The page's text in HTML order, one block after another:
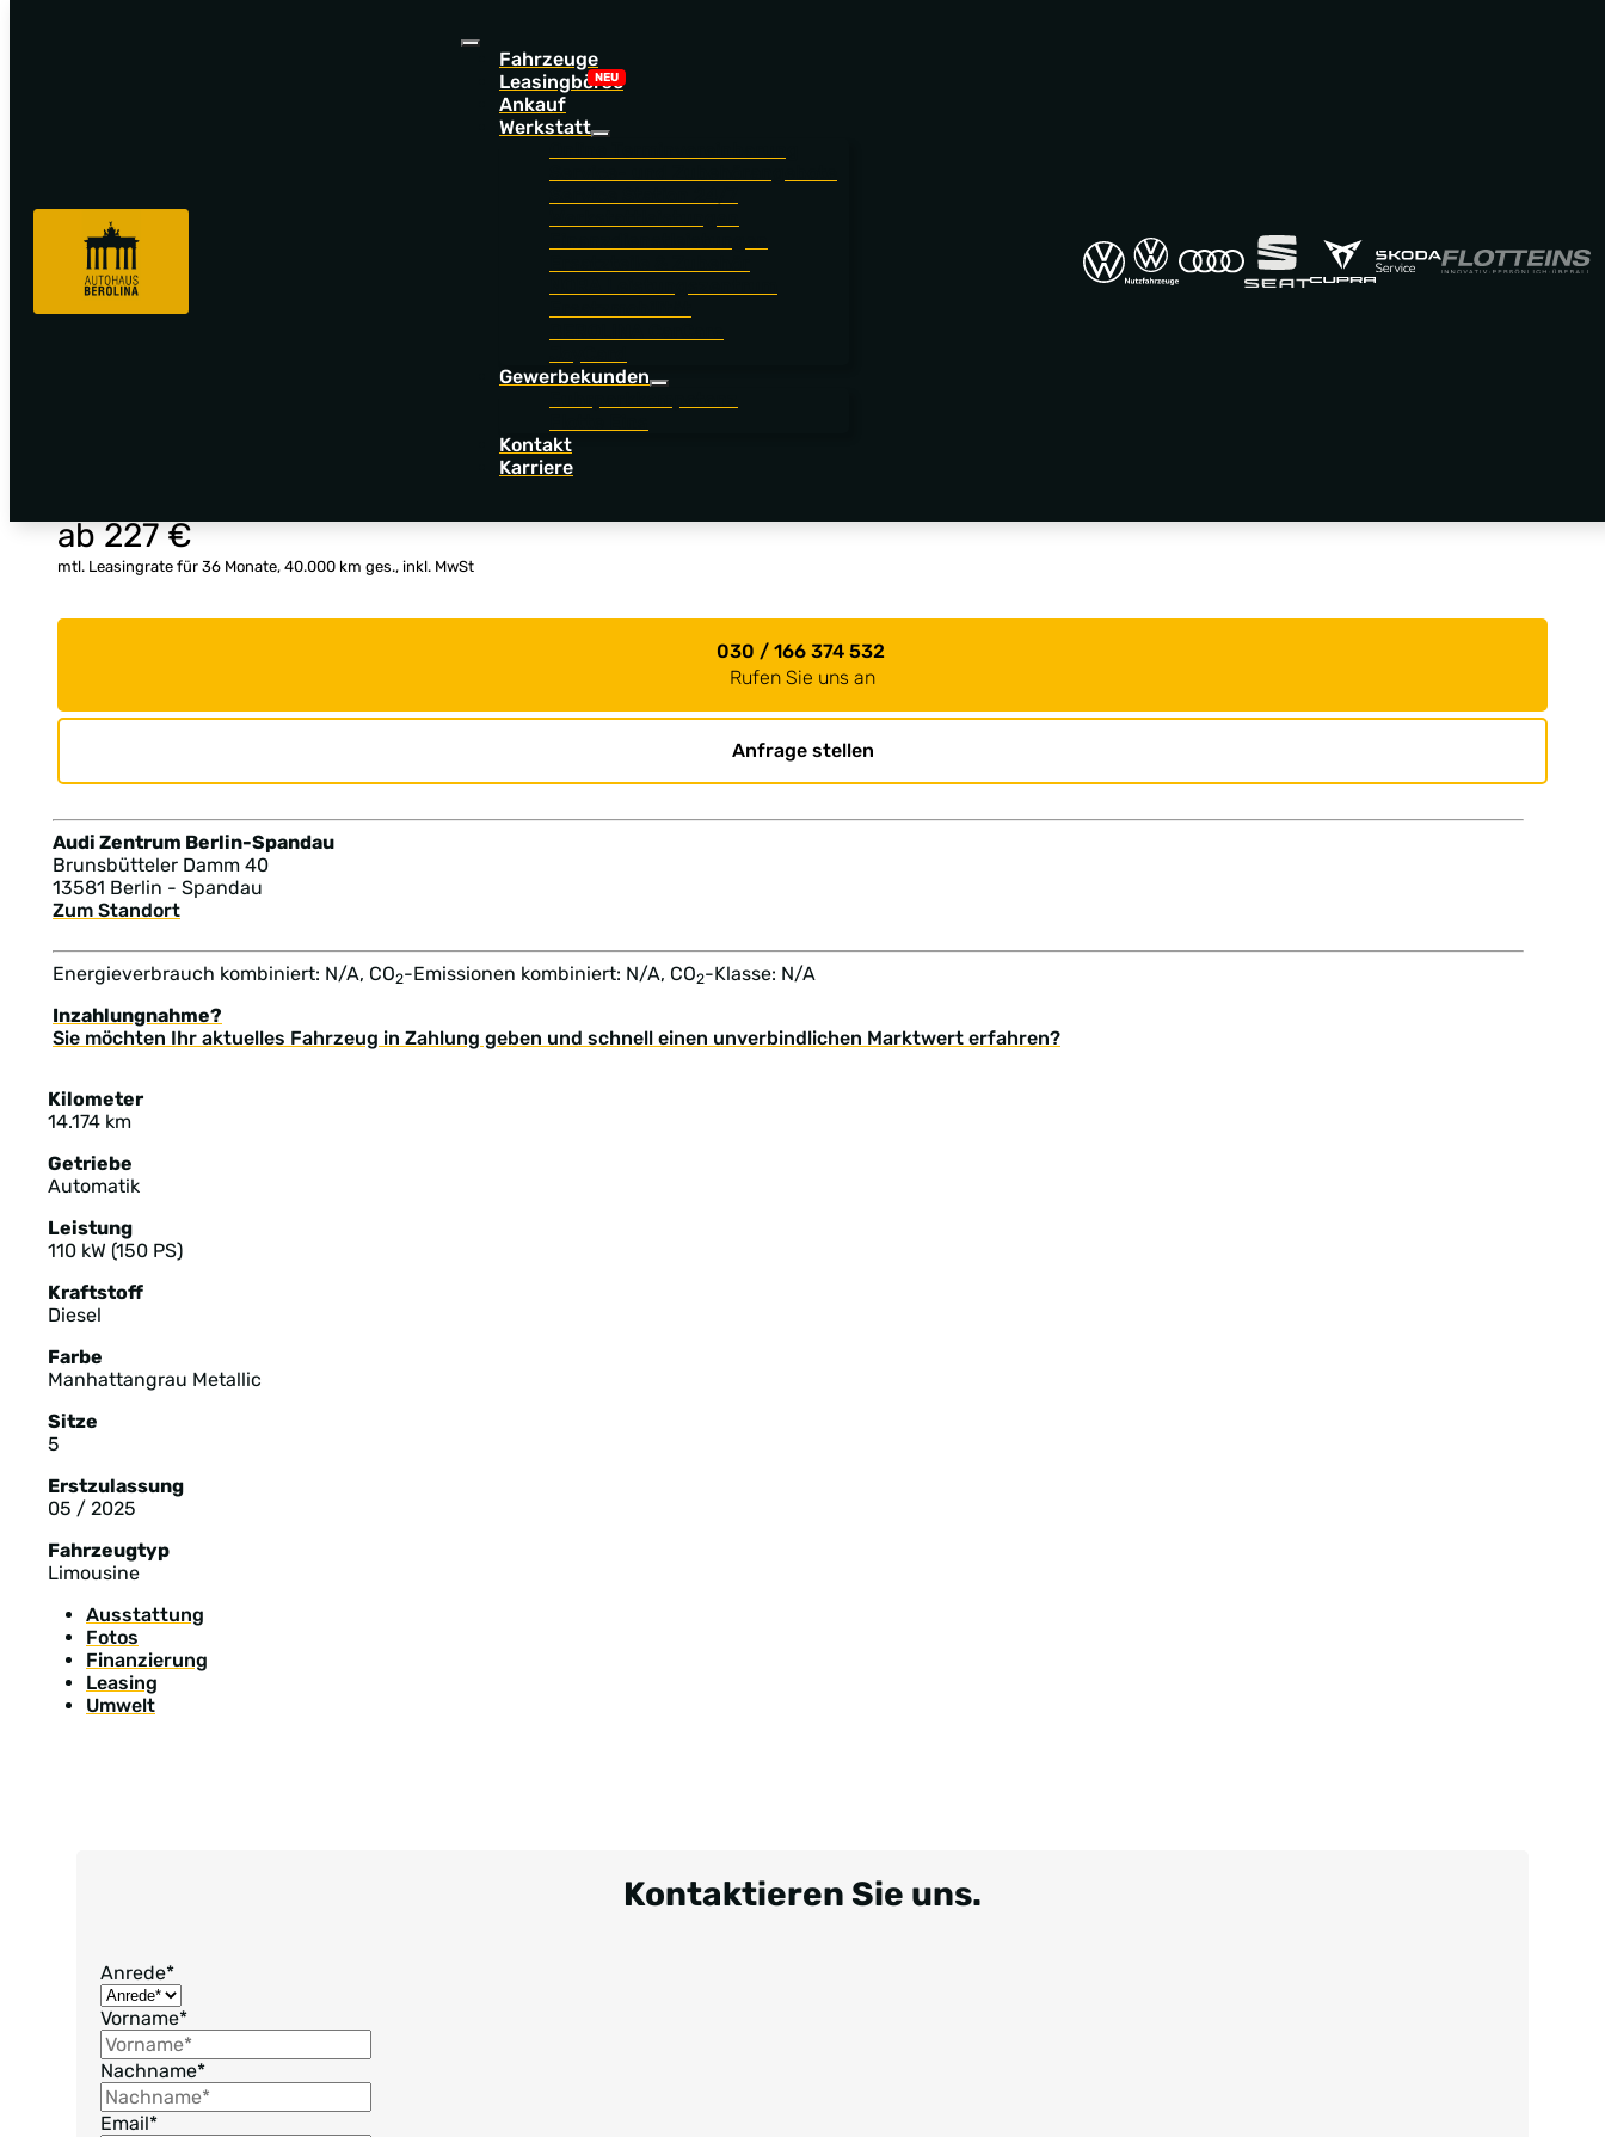
Fahrzeuge
Leasingbörse
Ankauf
Werkstatt
Gewerbekunden
Kontakt
Karriere
Fahrzeugnummer: A06767 Exposé drucken
AUDI A3 Sportback
Gebrauchtwagen
ab227€
mtl. Leasingrate für 36 Monate, 40.000 km ges., inkl. MwSt
030 / 166 374 532
Rufen Sie uns an
Anfrage stellen
Audi Zentrum Berlin-Spandau
Brunsbütteler Damm 40
13581 Berlin - Spandau
Zum Standort
Energieverbrauch kombiniert: N/A, CO2-Emissionen kombiniert: N/A, CO2-Klasse: N/A
Inzahlungnahme?
Sie möchten Ihr aktuelles Fahrzeug in Zahlung geben und schnell einen unverbindlichen Marktwert erfahren?
Kilometer
14.174 km
Getriebe
Automatik
Leistung
110 kW (150 PS)
Kraftstoff
Diesel
Farbe
Manhattangrau Metallic
Sitze
5
Erstzulassung
05 / 2025
Fahrzeugtyp
Limousine
Ausstattung
Fotos
Finanzierung
Leasing
Umwelt
Kontaktieren Sie uns.
Anrede*
Vorname*
Nachname*
Email*